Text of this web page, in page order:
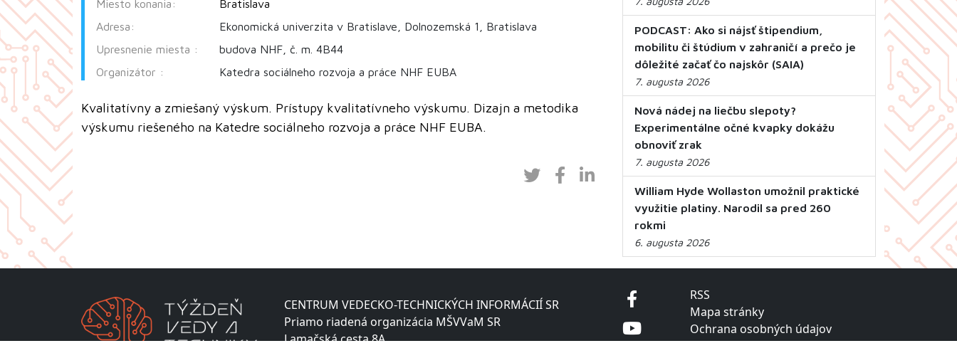
Miesto konania:
Bratislava
Adresa:
Ekonomická univerzita v Bratislave, Dolnozemská 1, Bratislava
Upresnenie miesta :
budova NHF, č. m. 4B44
Organizátor :
Katedra sociálneho rozvoja a práce NHF EUBA
Kvalitatívny a zmiešaný výskum. Prístupy kvalitatívneho výskumu. Dizajn a metodika
výskumu riešeného na Katedre sociálneho rozvoja a práce NHF EUBA.
PODCAST: Ako si nájsť štipendium,
mobilitu či štúdium v zahraničí a prečo je
dôležité začať čo najskôr (SAIA)
7. augusta 2026
Nová nádej na liečbu slepoty?
Experimentálne očné kvapky dokážu
obnoviť zrak
7. augusta 2026
William Hyde Wollaston umožnil praktické
využitie platiny. Narodil sa pred 260
rokmi
6. augusta 2026
CENTRUM VEDECKO-TECHNICKÝCH INFORMÁCIÍ SR
Priamo riadená organizácia MŠVVaM SR
Lamačská cesta 8A
RSS
Mapa stránky
Ochrana osobných údajov
Vyhlásenie o prístupnosti